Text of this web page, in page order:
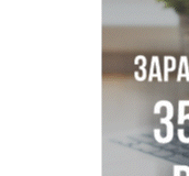
500 литров ухи
Бугринском пляже
Под Новосибирском
перевернувшейся